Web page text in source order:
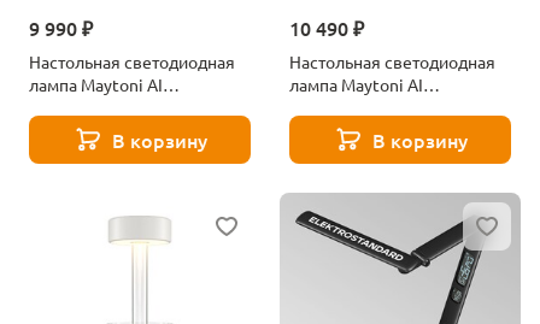
9 990 ₽
Настольная светодиодная
лампа Maytoni AI
L3W3K2
В корзину
10 490 ₽
Настольная светодиодная
лампа Maytoni AI
L3G3K1
В корзину